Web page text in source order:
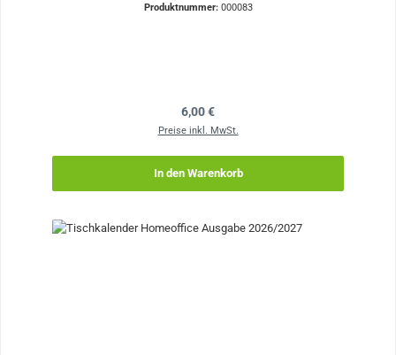
Produktnummer: 000083
Regulärer Preis:
6,00 €
Preise inkl. MwSt.
In den Warenkorb